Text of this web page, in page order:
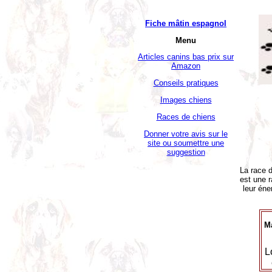
Fiche mâtin espagnol
Menu
Articles canins bas prix sur
Amazon
Conseils pratiques
Images chiens
Races de chiens
Donner votre avis sur le
site ou soumettre une
suggestion
La race
est une
leur